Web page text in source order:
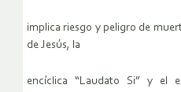
implica riesgo y peligro de
de Jesús, la
encíclica “Laudato Si” y el